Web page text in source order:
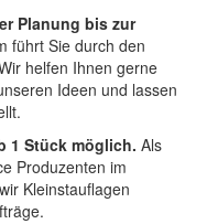
Planung bis zur
führt Sie durch den
helfen Ihnen gerne
Ideen und lassen
1 Stück möglich. Als
Produzenten im
Kleinstauflagen